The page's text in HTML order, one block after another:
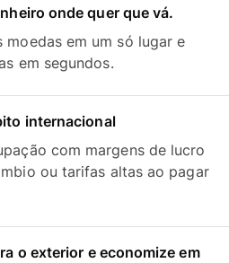
onde quer que vá.
moedas em um só lugar e
em segundos.
internacional
com margens de lucro
ou tarifas altas ao pagar
o exterior e economize em